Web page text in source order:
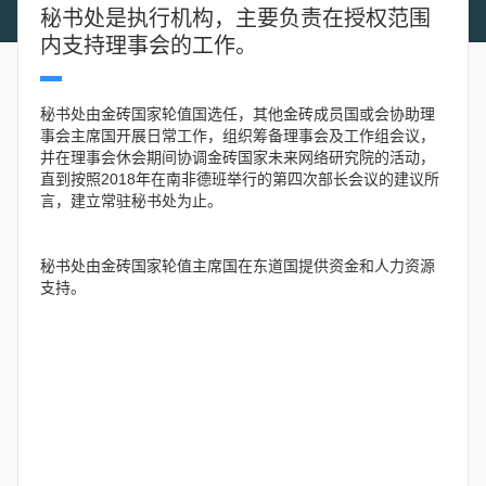
秘书处是执行机构，主要负责在授权范围
内支持理事会的工作。
秘书处由金砖国家轮值国选任，其他金砖成员国或会协助理
事会主席国开展日常工作，组织筹备理事会及工作组会议，
并在理事会休会期间协调金砖国家未来网络研究院的活动，
直到按照2018年在南非德班举行的第四次部长会议的建议所
言，建立常驻秘书处为止。
秘书处由金砖国家轮值主席国在东道国提供资金和人力资源
支持。